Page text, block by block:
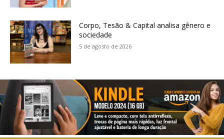
Corpo, Tesão & Capital analisa gênero e
sociedade
5 de agosto de 2026